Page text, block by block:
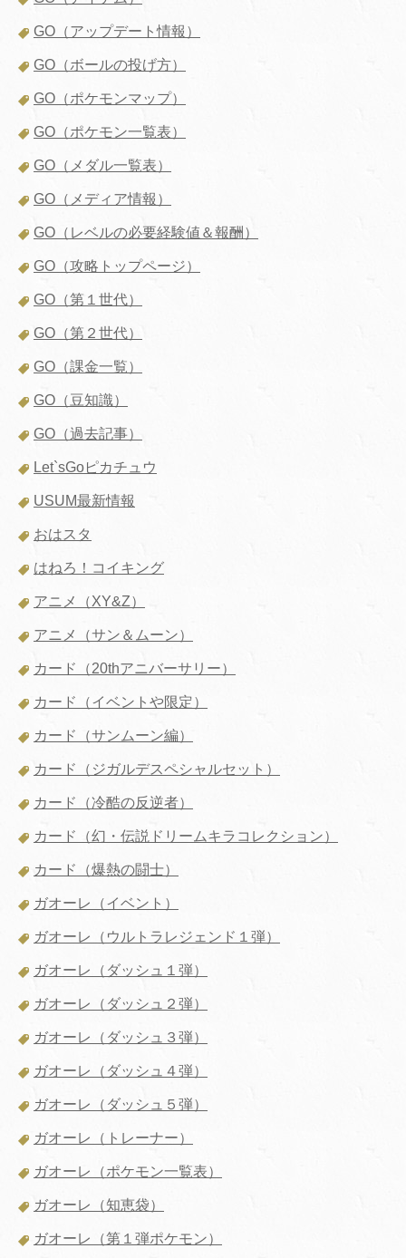
GO（アップデート情報）
GO（ボールの投げ方）
GO（ポケモンマップ）
GO（ポケモン一覧表）
GO（メダル一覧表）
GO（メディア情報）
GO（レベルの必要経験値＆報酬）
GO（攻略トップページ）
GO（第１世代）
GO（第２世代）
GO（課金一覧）
GO（豆知識）
GO（過去記事）
Let`sGoピカチュウ
USUM最新情報
おはスタ
はねろ！コイキング
アニメ（XY&Z）
アニメ（サン＆ムーン）
カード（20thアニバーサリー）
カード（イベントや限定）
カード（サンムーン編）
カード（ジガルデスペシャルセット）
カード（冷酷の反逆者）
カード（幻・伝説ドリームキラコレクション）
カード（爆熱の闘士）
ガオーレ（イベント）
ガオーレ（ウルトラレジェンド１弾）
ガオーレ（ダッシュ１弾）
ガオーレ（ダッシュ２弾）
ガオーレ（ダッシュ３弾）
ガオーレ（ダッシュ４弾）
ガオーレ（ダッシュ５弾）
ガオーレ（トレーナー）
ガオーレ（ポケモン一覧表）
ガオーレ（知恵袋）
ガオーレ（第１弾ポケモン）